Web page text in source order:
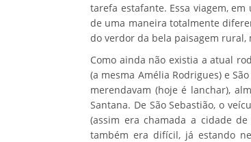
tarefa estafante. Essa viagem,
de uma maneira totalmente
do verdor da bela paisagem rural,
Como ainda não existia a atual
(a mesma Amélia Rodrigues) e
merendavam (hoje é lanchar),
Santana. De São Sebastião, o
(assim era chamada a cidade
também era difícil, já estando